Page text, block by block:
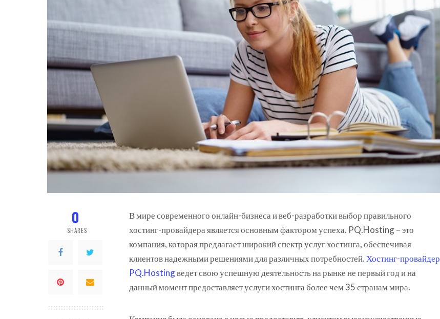
0
SHARES
В мире современного онлайн-бизнеса и веб-разработки выбор правильного
хостинг-провайдера является основным фактором успеха. PQ.Hosting – это
компания, которая предлагает широкий спектр услуг хостинга, обеспечивая
клиентов надежными решениями для различных потребностей. Хостинг-провайдер
PQ.Hostingведет свою успешную деятельность на рынке не первый год и на
данный момент предоставляет услуги хостинга более чем 35 странам мира.